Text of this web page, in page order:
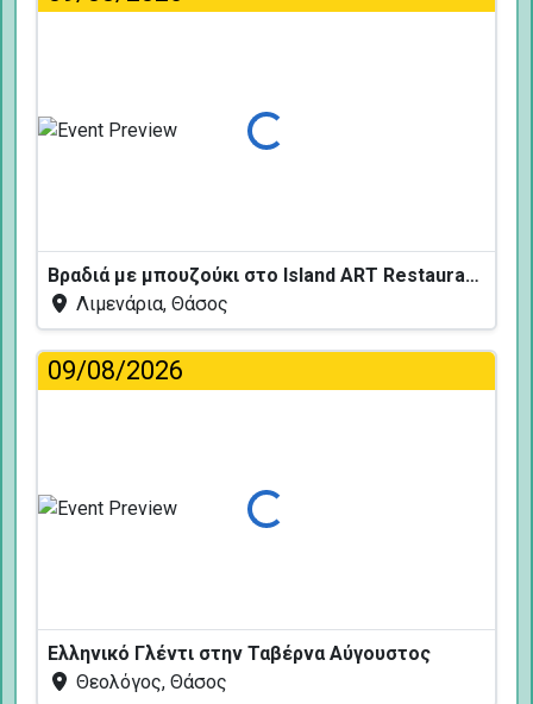
Φόρτωση...
Βραδιά με μπουζούκι στο Island ART Restaurant
Λιμενάρια, Θάσος
09/08/2026
Φόρτωση...
Ελληνικό Γλέντι στην Ταβέρνα Αύγουστος
Θεολόγος, Θάσος